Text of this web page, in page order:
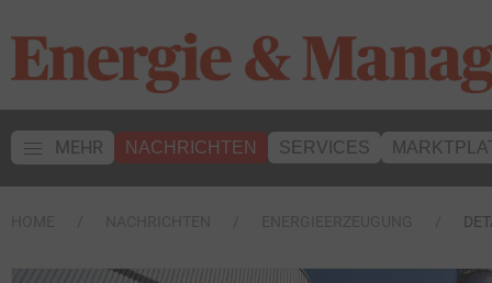
MEHR NACHRICHTEN SERVICES